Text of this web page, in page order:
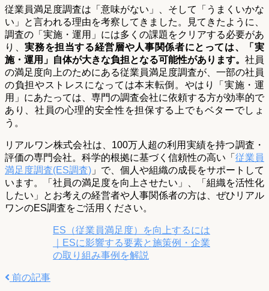
従業員満足度調査は「意味がない」、そして「うまくいかな
い」と言われる理由を考察してきました。見てきたように、
調査の「実施・運用」には多くの課題をクリアする必要があ
り、実務を担当する経営層や人事関係者にとっては、「実
施・運用」自体が大きな負担となる可能性があります。 社員
の満足度向上のためにある従業員満足度調査が、一部の社員
の負担やストレスになっては本末転倒。やはり「実施・運
用」にあたっては、専門の調査会社に依頼する方が効率的で
あり、社員の心理的安全性を担保する上でもベターでしょ
う。
リアルワン株式会社は、100万人超の利用実績を持つ調査・
評価の専門会社。科学的根拠に基づく信頼性の高い「 従業員
満足度調査(ES調査) 」で、個人や組織の成長をサポートして
います。「社員の満足度を向上させたい」、「組織を活性化
したい」とお考えの経営者や人事関係者の方は、ぜひリアル
ワンのES調査をご活用ください。
ES（従業員満足度）を向上するには
｜ESに影響する要素と施策例・企業
の取り組み事例を解説
前の記事